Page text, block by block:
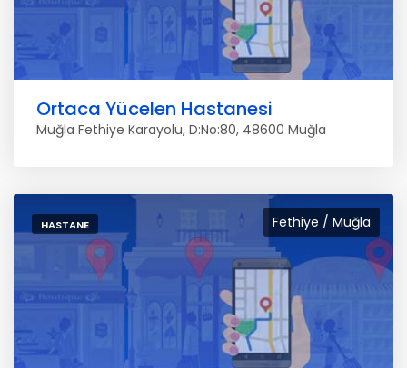
Ortaca Yücelen Hastanesi
Muğla Fethiye Karayolu, D:No:80, 48600 Muğla
Fethiye / Muğla
HASTANE